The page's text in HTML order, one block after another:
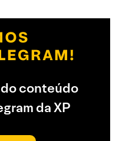
conteúdo
da XP